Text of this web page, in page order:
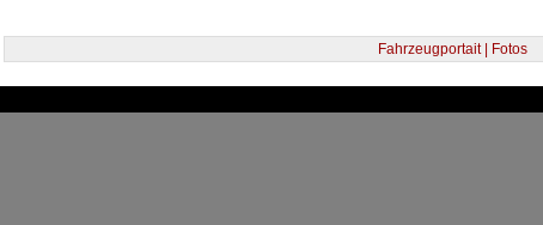
Fahrzeugportait | Fotos